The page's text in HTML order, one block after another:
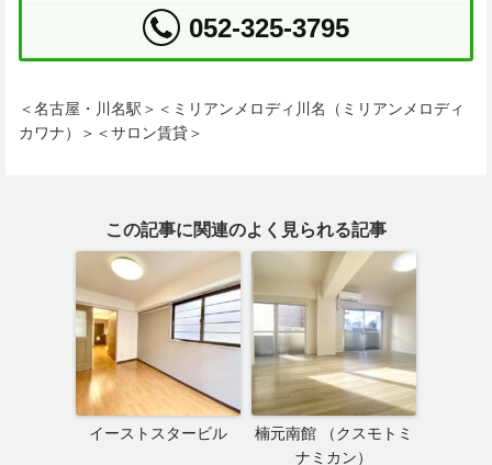
052-325-3795
＜名古屋・川名駅＞＜ミリアンメロディ川名（ミリアンメロディ
カワナ）＞＜サロン賃貸＞
この記事に関連のよく見られる記事
イーストスタービル
楠元南館 （クスモトミ
ナミカン）